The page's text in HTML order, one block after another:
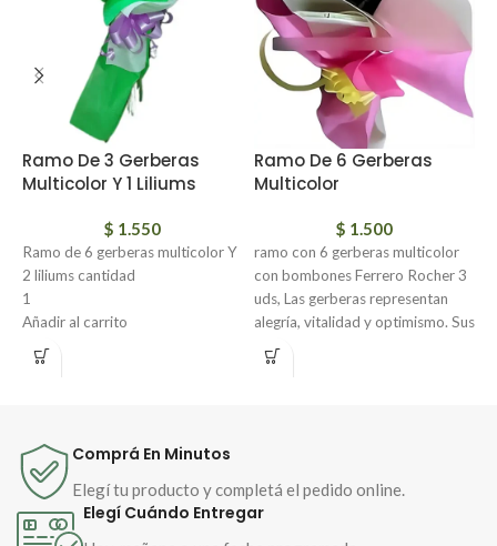
Ramo De 3 Gerberas
Multicolor Y 1 Liliums
$ 1.550
Ramo de 6 gerberas multicolor Y
2 liliums cantidad
1
Añadir al carrito
Ramo de 6 gerberas multicolor Y
2 liliums, Un ramo de gerberas y
energía, optimismo y pureza de
sentimientos. Los liliums, con su
elegancia y fragancia, expresan
amor, gratitud y renovación
Ramo De 6 Gerberas
Multicolor
$ 1.500
ramo con 6 gerberas multicolor
con bombones Ferrero Rocher 3
uds, Las gerberas representan
alegría, vitalidad y optimismo. Sus
colores transmiten diferentes
sentimientos: el rojo simboliza
Comprá En Minutos
Elegí tu producto y completá el pedido online.
Elegí Cuándo Entregar